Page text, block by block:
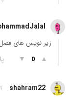
زیر نویس های فصل 2 لطفا
▲
0
▼
shahram22
4